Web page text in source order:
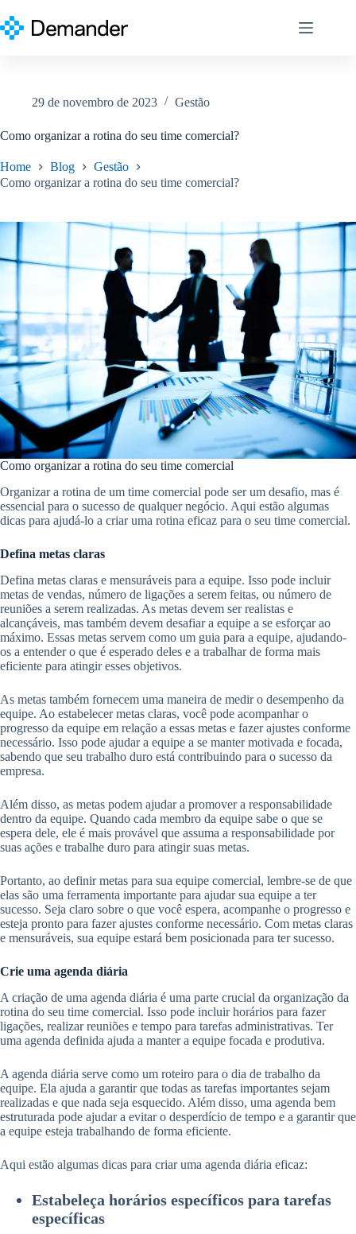
para
o
29 de novembro de 2023 Gestão
Como organizar a rotina do seu time comercial?
Home Blog
Gestão
Como organizar a rotina do seu time comercial?
Como organizar a rotina do seu time comercial
Organizar a rotina de um time comercial pode ser um desafio, mas é
essencial para o sucesso de qualquer negócio. Aqui estão algumas
dicas para ajudá-lo a criar uma rotina eficaz para o seu time comercial.
Defina metas claras
Defina metas claras e mensuráveis para a equipe. Isso pode incluir
metas de vendas, número de ligações a serem feitas, ou número de
reuniões a serem realizadas. As metas devem ser realistas e
alcançáveis, mas também devem desafiar a equipe a se esforçar ao
máximo. Essas metas servem como um guia para a equipe, ajudando-
os a entender o que é esperado deles e a trabalhar de forma mais
eficiente para atingir esses objetivos.
As metas também fornecem uma maneira de medir o desempenho da
equipe. Ao estabelecer metas claras, você pode acompanhar o
progresso da equipe em relação a essas metas e fazer ajustes conforme
necessário. Isso pode ajudar a equipe a se manter motivada e focada,
sabendo que seu trabalho duro está contribuindo para o sucesso da
empresa.
Além disso, as metas podem ajudar a promover a responsabilidade
dentro da equipe. Quando cada membro da equipe sabe o que se
espera dele, ele é mais provável que assuma a responsabilidade por
suas ações e trabalhe duro para atingir suas metas.
Portanto, ao definir metas para sua equipe comercial, lembre-se de que
elas são uma ferramenta importante para ajudar sua equipe a ter
sucesso. Seja claro sobre o que você espera, acompanhe o progresso e
esteja pronto para fazer ajustes conforme necessário. Com metas claras
e mensuráveis, sua equipe estará bem posicionada para ter sucesso.
Crie uma agenda diária
A criação de uma agenda diária é uma parte crucial da organização da
rotina do seu time comercial. Isso pode incluir horários para fazer
ligações, realizar reuniões e tempo para tarefas administrativas. Ter
uma agenda definida ajuda a manter a equipe focada e produtiva.
A agenda diária serve como um roteiro para o dia de trabalho da
equipe. Ela ajuda a garantir que todas as tarefas importantes sejam
realizadas e que nada seja esquecido. Além disso, uma agenda bem
estruturada pode ajudar a evitar o desperdício de tempo e a garantir que
a equipe esteja trabalhando de forma eficiente.
Aqui estão algumas dicas para criar uma agenda diária eficaz:
Estabeleça horários específicos para tarefas
específicas